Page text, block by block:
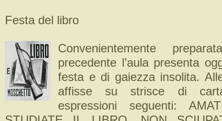
Festa del libro
Convenientemente
precedente l’aula presenta
festa e di gaiezza insolita.
affisse su strisce di
espressioni seguenti: